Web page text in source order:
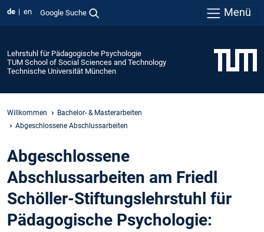
de en Google Suche Menü
Lehrstuhl für Pädagogische Psychologie
TUM School of Social Sciences and Technology
Technische Universität München
Willkommen
Bachelor- & Masterarbeiten
Abgeschlossene Abschlussarbeiten
Abgeschlossene
Abschlussarbeiten am Friedl
Schöller-Stiftungslehrstuhl für
Pädagogische Psychologie: